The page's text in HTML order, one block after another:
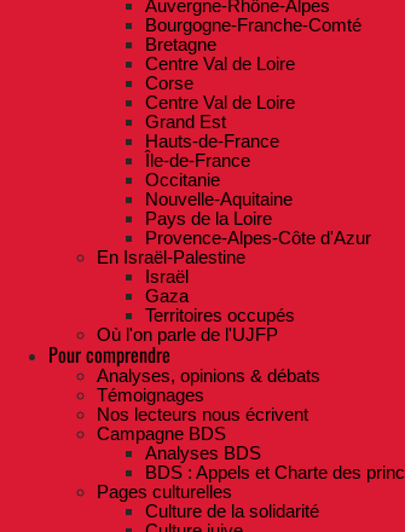
Auvergne-Rhône-Alpes
Bourgogne-Franche-Comté
Bretagne
Centre Val de Loire
Corse
Centre Val de Loire
Grand Est
Hauts-de-France
Île-de-France
Occitanie
Nouvelle-Aquitaine
Pays de la Loire
Provence-Alpes-Côte d'Azur
En Israël-Palestine
Israël
Gaza
Territoires occupés
Où l'on parle de l'UJFP
Pour comprendre
Analyses, opinions & débats
Témoignages
Nos lecteurs nous écrivent
Campagne BDS
Analyses BDS
BDS : Appels et Charte des
Pages culturelles
Culture de la solidarité